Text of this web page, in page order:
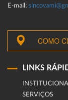
E-mail:
COMO
LINKS
SERVIÇOS